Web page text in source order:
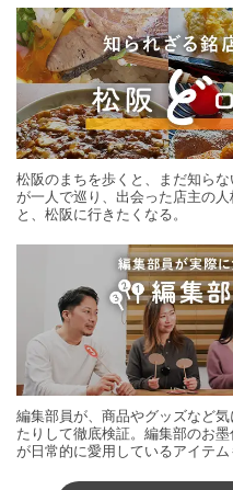
松阪のまちを歩くと、まだ知ら
が一人で巡り、出会った店主の
と、松阪に行きたくなる。
編集部員が、商品やグッズなど
たりして徹底検証。編集部のお
が日常的に愛用しているアイテム